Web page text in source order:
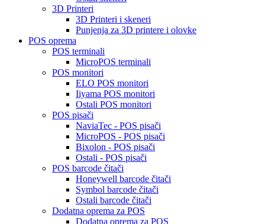
3D Printeri
3D Printeri i skeneri
Punjenja za 3D printere i olovke
POS oprema
POS terminali
MicroPOS terminali
POS monitori
ELO POS monitori
Iiyama POS monitori
Ostali POS monitori
POS pisači
NaviaTec - POS pisači
MicroPOS - POS pisači
Bixolon - POS pisači
Ostali - POS pisači
POS barcode čitači
Honeywell barcode čitači
Symbol barcode čitači
Ostali barcode čitači
Dodatna oprema za POS
Dodatna oprema za POS